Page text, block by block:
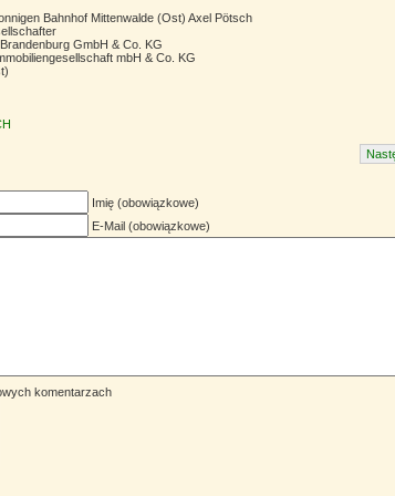
Bahnhof Mittenwalde (Ost) Axel Pötsch
GmbH & Co. KG
mbH & Co. KG
Imię (obowiązkowe)
E-Mail (obowiązkowe)
komentarzach